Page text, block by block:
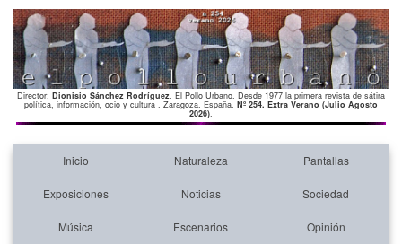
Director: Dionisio Sánchez Rodríguez. El Pollo Urbano. Desde 1977 la primera revista de sátira
política, información, ocio y cultura . Zaragoza. España. Nº 254. Extra Verano (Julio Agosto
2026).
Inicio Naturaleza Pantallas
Exposiciones Noticias Sociedad
Música Escenarios Opinión